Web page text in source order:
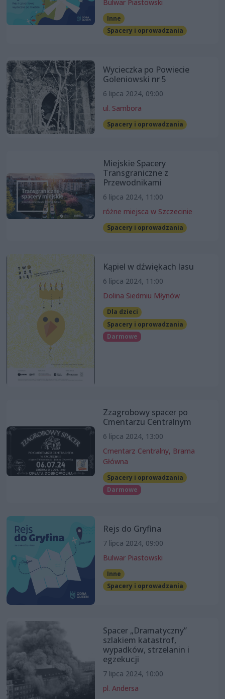
Bulwar Piastowski
Inne
Spacery i oprowadzania
Wycieczka po Powiecie
Goleniowski nr 5
6 lipca 2024, 09:00
ul. Sambora
Spacery i oprowadzania
Miejskie Spacery
Transgraniczne z
Przewodnikami
6 lipca 2024, 11:00
różne miejsca w Szczecinie
Spacery i oprowadzania
Kąpiel w dźwiękach lasu
6 lipca 2024, 11:00
Dolina Siedmiu Młynów
Dla dzieci
Spacery i oprowadzania
Darmowe
Zzagrobowy spacer po
Cmentarzu Centralnym
6 lipca 2024, 13:00
Cmentarz Centralny, Brama
Główna
Spacery i oprowadzania
Darmowe
Rejs do Gryfina
7 lipca 2024, 09:00
Bulwar Piastowski
Inne
Spacery i oprowadzania
Spacer „Dramatyczny”
szlakiem katastrof,
wypadków, strzelanin i
egzekucji
7 lipca 2024, 10:00
pl. Andersa